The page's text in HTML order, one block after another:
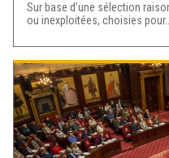
Sur base d’une sélection
ou inexploitées, choisies pour...